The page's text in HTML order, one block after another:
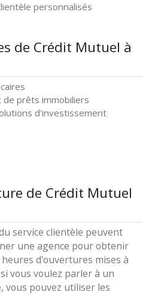
personnalisés
de Crédit Mutuel à
de prêts immobiliers
d'investissement
de Crédit Mutuel
service clientèle peuvent
une agence pour obtenir
d'ouvertures mises à
vous voulez parler à un
vous pouvez utiliser les